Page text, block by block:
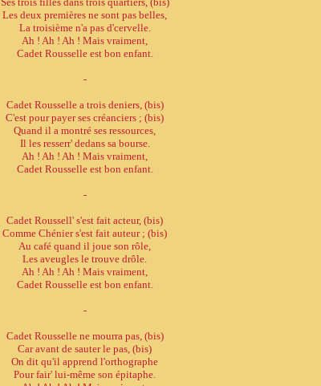
Les deux premières ne sont pas belles,
La troisième n'a pas d'cervelle.
Ah ! Ah ! Ah ! Mais vraiment,
Cadet Rousselle est bon enfant.
-
Cadet Rousselle a trois deniers, (bis)
C'est pour payer ses créanciers ; (bis)
Quand il a montré ses ressources,
Il les resserr' dedans sa bourse.
Ah ! Ah ! Ah ! Mais vraiment,
Cadet Rousselle est bon enfant.
-
Cadet Roussell' s'est fait acteur, (bis)
Comme Chénier s'est fait auteur ; (bis)
Au café quand il joue son rôle,
Les aveugles le trouve drôle.
Ah ! Ah ! Ah ! Mais vraiment,
Cadet Rousselle est bon enfant.
-
Cadet Rousselle ne mourra pas, (bis)
Car avant de sauter le pas, (bis)
On dit qu'il apprend l'orthographe
Pour fair' lui-même son épitaphe.